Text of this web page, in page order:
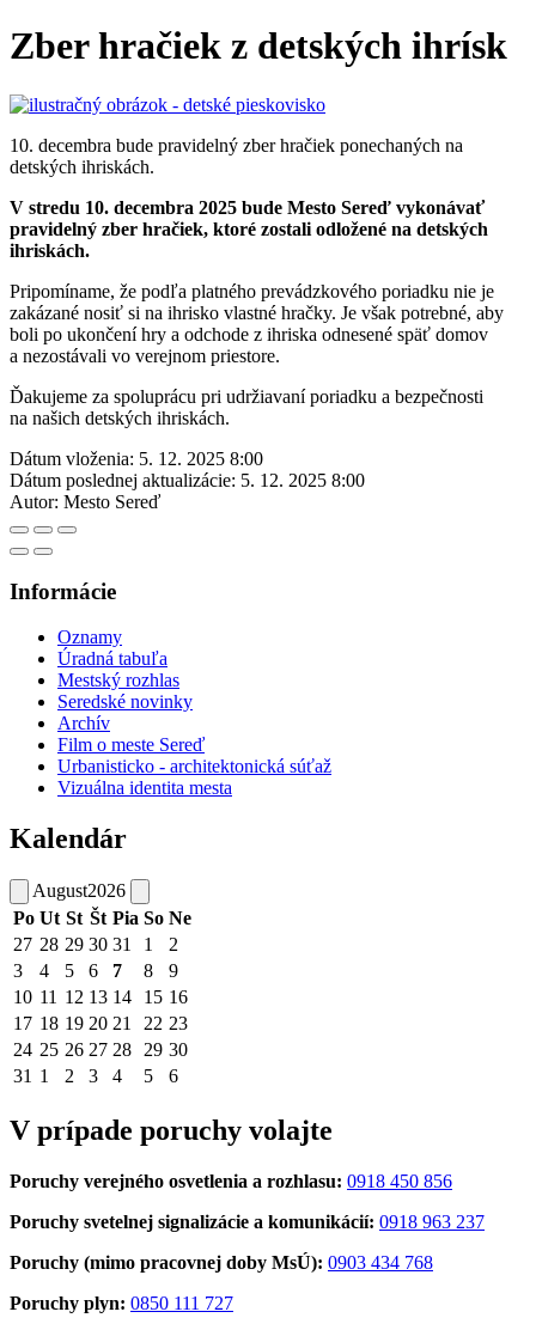
Zber hračiek z detských ihrísk
10. decembra bude pravidelný zber hračiek ponechaných na
detských ihriskách.
V stredu 10. decembra 2025 bude Mesto Sereď vykonávať
pravidelný zber hračiek, ktoré zostali odložené na detských
ihriskách.
Pripomíname, že podľa platného prevádzkového poriadku nie je
zakázané nosiť si na ihrisko vlastné hračky. Je však potrebné, aby
boli po ukončení hry a odchode z ihriska odnesené späť domov
a nezostávali vo verejnom priestore.
Ďakujeme za spoluprácu pri udržiavaní poriadku a bezpečnosti
na našich detských ihriskách.
Dátum vloženia: 5. 12. 2025 8:00
Dátum poslednej aktualizácie: 5. 12. 2025 8:00
Autor: Mesto Sereď
Informácie
Oznamy
Úradná tabuľa
Mestský rozhlas
Seredské novinky
Archív
Film o meste Sereď
Urbanisticko - architektonická súťaž
Vizuálna identita mesta
Kalendár
August2026
Po Ut St Št Pia So Ne
27 28 29 30 31 1
2
3
4 5 6 7 8
9
10 11 12 13 14 15 16
17 18 19 20 21 22 23
24 25 26 27 28 29 30
31 1 2 3 4 5 6
V prípade poruchy volajte
Poruchy verejného osvetlenia a rozhlasu: 0918 450 856
Poruchy svetelnej signalizácie a komunikácií: 0918 963 237
Poruchy (mimo pracovnej doby MsÚ): 0903 434 768
Poruchy plyn: 0850 111 727